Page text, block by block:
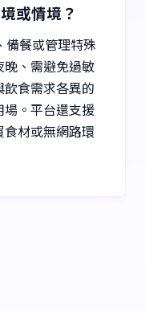
或情境？
備餐或管理特殊
、需避免過敏
食需求各異的
。平台還支援
材或無網路環